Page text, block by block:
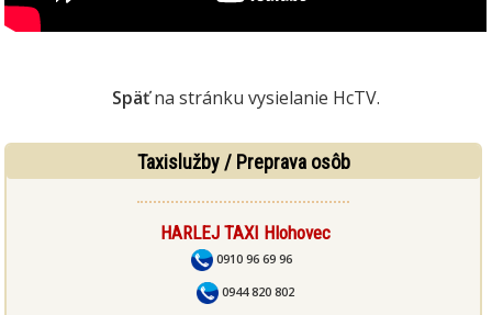
Späťna stránku vysielanie HcTV.
Taxislužby / Preprava osôb
HARLEJ TAXI Hlohovec
0910 96 69 96
0944 820 802